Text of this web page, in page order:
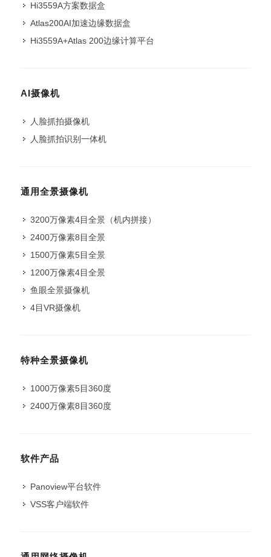
Hi3559A方案数据盒
Atlas200AI加速边缘数据盒
Hi3559A+Atlas 200边缘计算平台
AI摄像机
人脸抓拍摄像机
人脸抓拍识别一体机
通用全景摄像机
3200万像素4目全景（机内拼接）
2400万像素8目全景
1500万像素5目全景
1200万像素4目全景
鱼眼全景摄像机
4目VR摄像机
特种全景摄像机
1000万像素5目360度
2400万像素8目360度
软件产品
Panoview平台软件
VSS客户端软件